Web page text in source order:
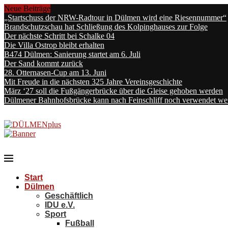
Neue Beiträge
„Startschuss der NRW-Radtour in Dülmen wird eine Riesennummer“
Brandschutzschau hat Schließung des Kolpinghauses zur Folge
Der nächste Schritt bei Schalke 04
Die Villa Ostrop bleibt erhalten
B474 Dülmen: Sanierung startet am 6. Juli
Der Sand kommt zurück
28. Otternasen-Cup am 13. Juni
Mit Freude in die nächsten 325 Jahre Vereinsgeschichte
März ‘27 soll die Fußgängerbrücke über die Gleise gehoben werden
Dülmener Bahnhofsbrücke kann nach Feinschliff noch verwendet
Start
Dülmen
Geschäftlich
IDU e.V.
Sport
Fußball